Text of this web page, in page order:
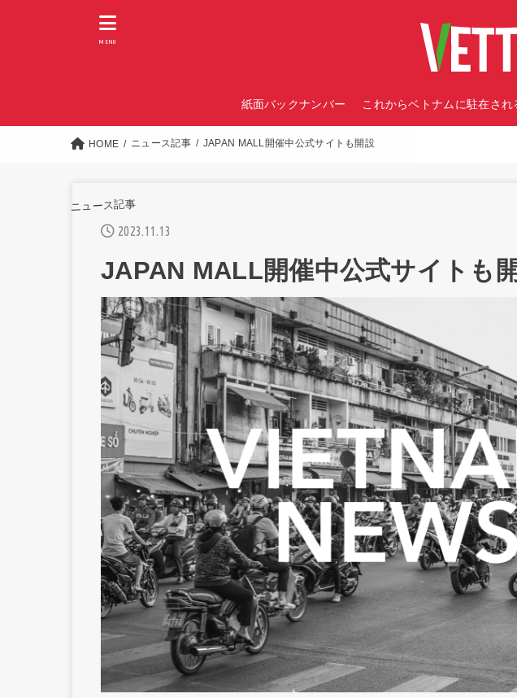
紙面バックナンバー これからベトナムに駐在され
MENU
HOME ニュース記事 JAPAN MALL開催中公式サイトも開設
ニュース記事
2023.11.13
JAPAN MALL開催中公式サイトも